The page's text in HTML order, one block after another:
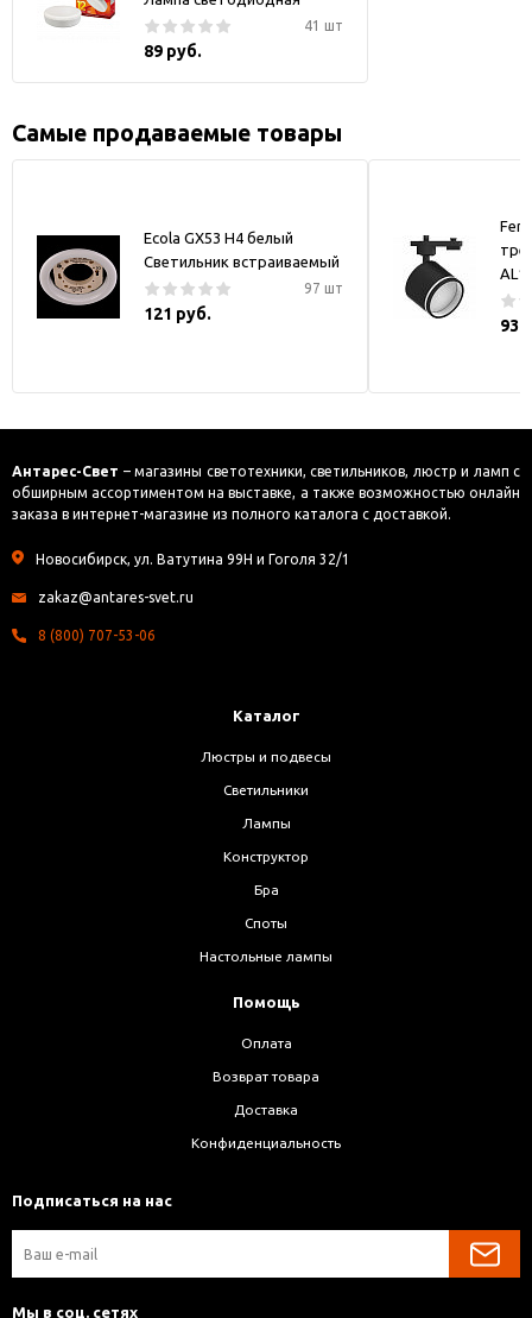
41 шт
89 руб.
Самые продаваемые товары
Ecola GX53 H4 белый
Светильник встраиваемый
97 шт
121 руб.
Антарес-Свет – магазины светотехники, светильников, люстр и ламп с
обширным ассортиментом на выставке, а также возможностью онлайн
заказа в интернет-магазине из полного каталога с доставкой.
Новосибирск, ул. Ватутина 99Н и Гоголя 32/1
zakaz@antares-svet.ru
8 (800) 707-53-06
Каталог
Люстры и подвесы
Светильники
Лампы
Конструктор
Бра
Споты
Настольные лампы
Помощь
Оплата
Возврат товара
Доставка
Конфиденциальность
Подписаться на нас
Мы в соц. сетях